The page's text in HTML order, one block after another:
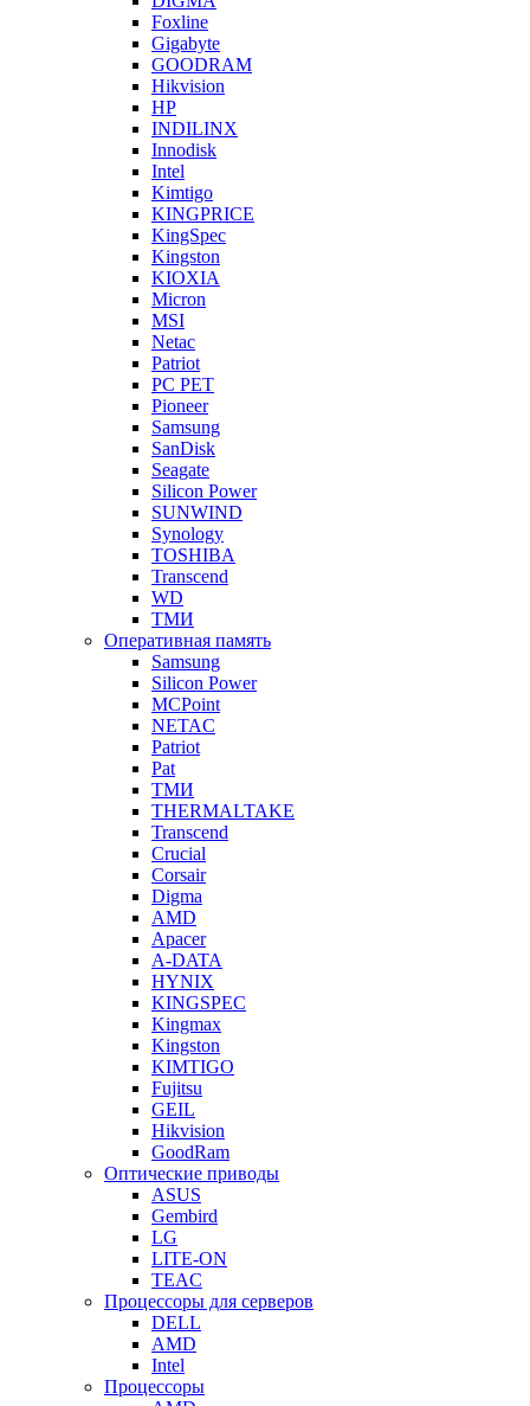
Foxline
Gigabyte
GOODRAM
Hikvision
HP
INDILINX
Innodisk
Intel
Kimtigo
KINGPRICE
KingSpec
Kingston
KIOXIA
Micron
MSI
Netac
Patriot
PC PET
Pioneer
Samsung
SanDisk
Seagate
Silicon Power
SUNWIND
Synology
TOSHIBA
Transcend
WD
ТМИ
Оперативная память
Samsung
Silicon Power
MCPoint
NETAC
Patriot
Pat
ТМИ
THERMALTAKE
Transcend
Crucial
Corsair
Digma
AMD
Apacer
A-DATA
HYNIX
KINGSPEC
Kingmax
Kingston
KIMTIGO
Fujitsu
GEIL
Hikvision
GoodRam
Оптические приводы
ASUS
Gembird
LG
LITE-ON
TEAC
Процессоры для серверов
DELL
AMD
Intel
Процессоры